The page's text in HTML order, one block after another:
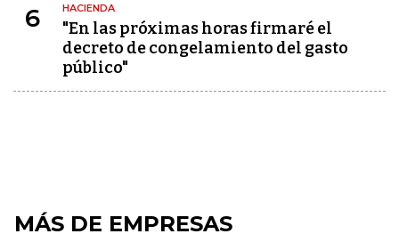
6 HACIENDA
"En las próximas horas firmaré el
decreto de congelamiento del gasto
público"
MÁS DE EMPRESAS